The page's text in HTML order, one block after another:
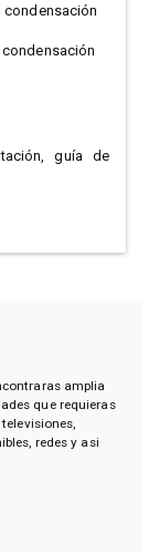
condensación
condensación
guía de
amplia
que requieras
redes y asi